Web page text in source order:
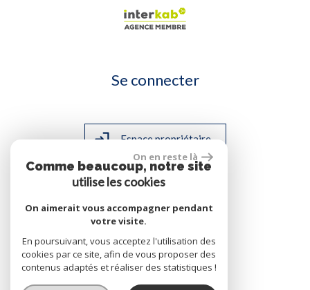
Se connecter
Espace propriétaire
site réalisé par
On en reste là
Comme beaucoup, notre site
utilise les cookies
On aimerait vous accompagner pendant
votre visite.
En poursuivant, vous acceptez l'utilisation des
cookies par ce site, afin de vous proposer des
contenus adaptés et réaliser des statistiques !